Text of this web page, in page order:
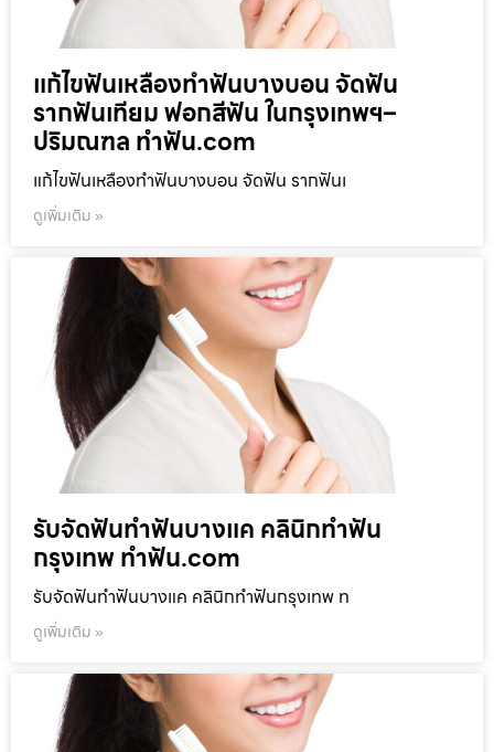
แก้ไขฟันเหลืองทำฟันบางบอน จัดฟัน
รากฟันเทียม ฟอกสีฟัน ในกรุงเทพฯ–
ปริมณฑล ทำฟัน.com
แก้ไขฟันเหลืองทำฟันบางบอน จัดฟัน รากฟันเ
ดูเพิ่มเติม »
รับจัดฟันทำฟันบางแค คลินิกทำฟัน
กรุงเทพ ทำฟัน.com
รับจัดฟันทำฟันบางแค คลินิกทำฟันกรุงเทพ ท
ดูเพิ่มเติม »